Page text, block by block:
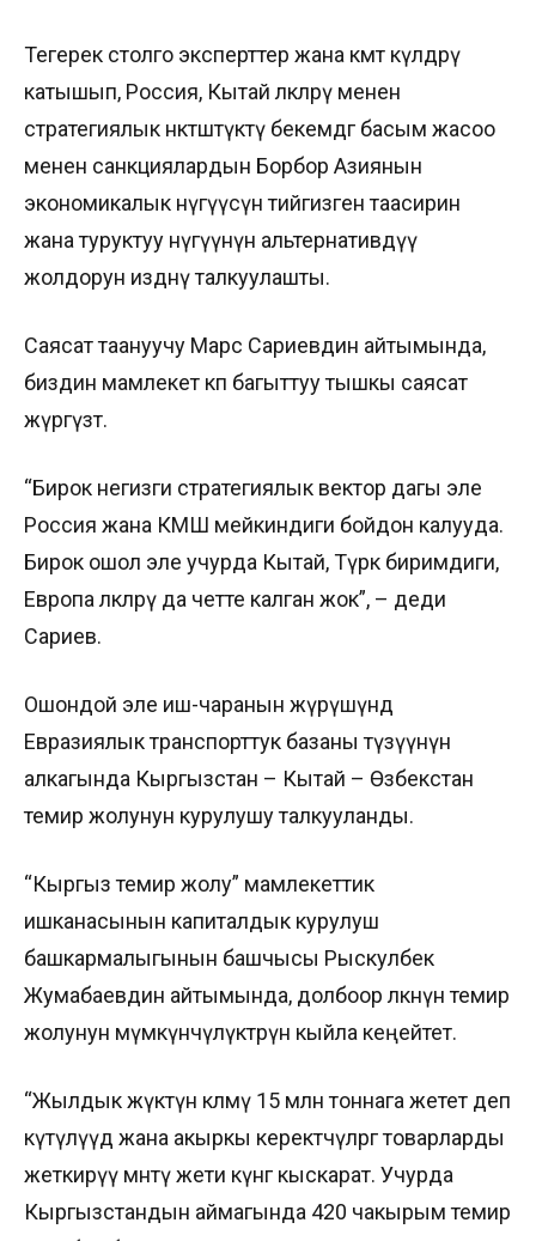
Тегерек столго эксперттер жана өкмөт өкүлдөрү
катышып, Россия, Кытай өлкөлөрү менен
стратегиялык өнөктөштүктү бекемдөөгө басым жасоо
менен санкциялардын Борбор Азиянын
экономикалык өнүгүүсүнө тийгизген таасирин
жана туруктуу өнүгүүнүн альтернативдүү
жолдорун издөөнү талкуулашты.
Саясат таануучу Марс Сариевдин айтымында,
биздин мамлекет көп багыттуу тышкы саясат
жүргүзөт.
“Бирок негизги стратегиялык вектор дагы эле
Россия жана КМШ мейкиндиги бойдон калууда.
Бирок ошол эле учурда Кытай, Түрк биримдиги,
Европа өлкөлөрү да четте калган жок”, – деди
Сариев.
Ошондой эле иш-чаранын жүрүшүндө
Евразиялык транспорттук базаны түзүүнүн
алкагында Кыргызстан – Кытай – Өзбекстан
темир жолунун курулушу талкууланды.
“Кыргыз темир жолу” мамлекеттик
ишканасынын капиталдык курулуш
башкармалыгынын башчысы Рыскулбек
Жумабаевдин айтымында, долбоор өлкөнүн темир
жолунун мүмкүнчүлүктөрүн кыйла кеңейтет.
“Жылдык жүктүн көлөмү 15 млн тоннага жетет деп
күтүлүүдө жана акыркы керектөөчүлөргө товарларды
жеткирүү мөөнөтү жети күнгө кыскарат. Учурда
Кыргызстандын аймагында 420 чакырым темир